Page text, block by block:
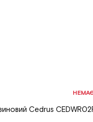
Cedrus